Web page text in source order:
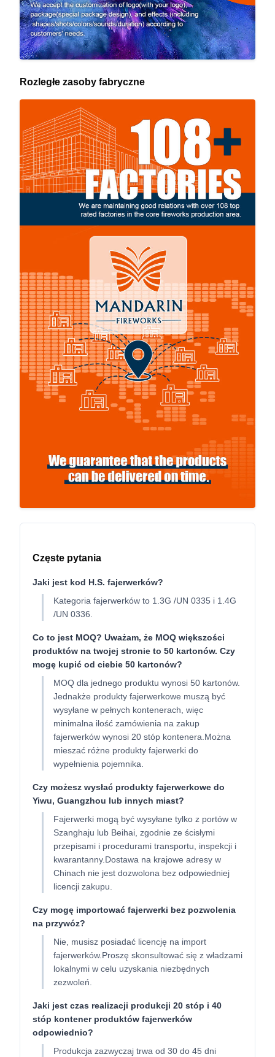
Rozległe zasoby fabryczne
Częste pytania
Jaki jest kod H.S. fajerwerków?
Kategoria fajerwerków to 1.3G /UN 0335 i 1.4G
/UN 0336.
Co to jest MOQ? Uważam, że MOQ większości
produktów na twojej stronie to 50 kartonów. Czy
mogę kupić od ciebie 50 kartonów?
MOQ dla jednego produktu wynosi 50 kartonów.
Jednakże produkty fajerwerkowe muszą być
wysyłane w pełnych kontenerach, więc
minimalna ilość zamówienia na zakup
fajerwerków wynosi 20 stóp kontenera.Można
mieszać różne produkty fajerwerki do
wypełnienia pojemnika.
Czy możesz wysłać produkty fajerwerkowe do
Yiwu, Guangzhou lub innych miast?
Fajerwerki mogą być wysyłane tylko z portów w
Szanghaju lub Beihai, zgodnie ze ścisłymi
przepisami i procedurami transportu, inspekcji i
kwarantanny.Dostawa na krajowe adresy w
Chinach nie jest dozwolona bez odpowiedniej
licencji zakupu.
Czy mogę importować fajerwerki bez pozwolenia
na przywóz?
Nie, musisz posiadać licencję na import
fajerwerków.Proszę skonsultować się z władzami
lokalnymi w celu uzyskania niezbędnych
zezwoleń.
Jaki jest czas realizacji produkcji 20 stóp i 40
stóp kontener produktów fajerwerków
odpowiednio?
Produkcja zazwyczaj trwa od 30 do 45 dni